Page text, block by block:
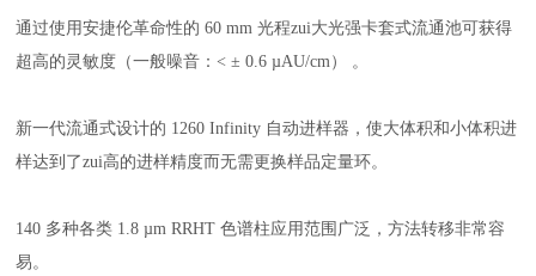
通过使用安捷伦革命性的 60 mm 光程zui大光强卡套式流通池可获得
超高的灵敏度（一般噪音：< ± 0.6 µAU/cm） 。
新一代流通式设计的 1260 Infinity 自动进样器，使大体积和小体积进
样达到了zui高的进样精度而无需更换样品定量环。
140 多种各类 1.8 µm RRHT 色谱柱应用范围广泛，方法转移非常容
易。